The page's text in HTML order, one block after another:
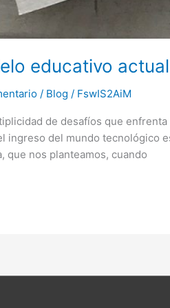
educativo
/ Blog / FswIS2AiM
de desafíos que
ingreso del mundo tecnológico
que nos planteamos, cuando